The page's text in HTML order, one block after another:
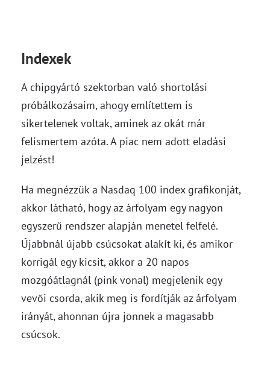
Indexek
A chipgyártó szektorban való shortolási
próbálkozásaim, ahogy említettem is
sikertelenek voltak, aminek az okát már
felismertem azóta. A piac nem adott eladási
jelzést!
Ha megnézzük a Nasdaq 100 index grafikonját,
akkor látható, hogy az árfolyam egy nagyon
egyszerű rendszer alapján menetel felfelé.
Újabbnál újabb csúcsokat alakít ki, és amikor
korrigál egy kicsit, akkor a 20 napos
mozgóátlagnál (pink vonal) megjelenik egy
vevői csorda, akik meg is fordítják az árfolyam
irányát, ahonnan újra jönnek a magasabb
csúcsok.